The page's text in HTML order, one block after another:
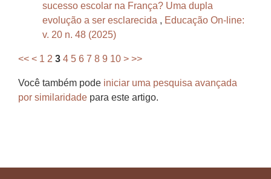
sucesso escolar na França? Uma dupla
evolução a ser esclarecida , Educação On-line:
v. 20 n. 48 (2025)
<< < 1 2 3 4 5 6 7 8 9 10 > >>
Você também pode iniciar uma pesquisa avançada
por similaridade para este artigo.